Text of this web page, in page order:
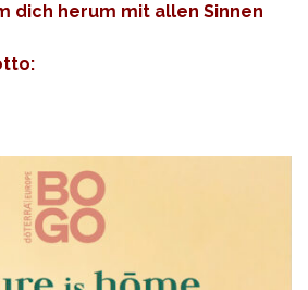
dich herum mit allen Sinnen